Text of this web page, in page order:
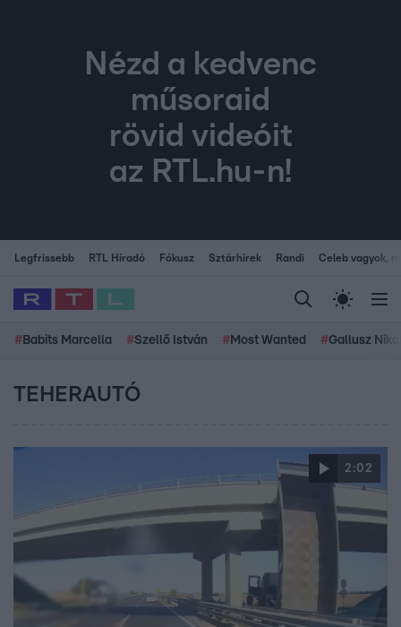
Nézd a kedvenc
műsoraid
rövid videóit
az RTL.hu-n!
Legfrissebb RTL Híradó Fókusz Sztárhírek Randi Celeb vagyok,
# Babits Marcella #Szellő István # Most Wanted #Gallusz
TEHERAUTÓ
2:02